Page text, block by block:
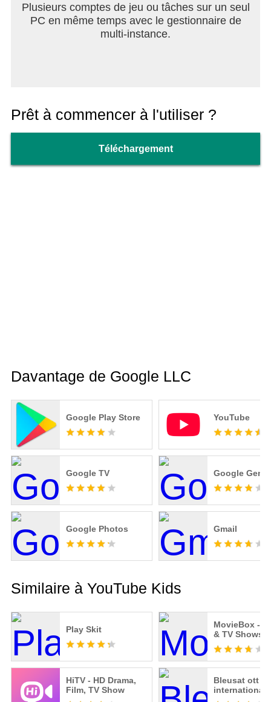
Plusieurs comptes de jeu ou tâches sur un seul
PC en même temps avec le gestionnaire de
multi-instance.
Prêt à commencer à l'utiliser ?
Téléchargement
Davantage de Google LLC
Google Play Store YouTube
Google TV Google
Google Photos Gmail
Similaire à YouTube Kids
Play Skit
MovieBox -
& TV Shows
HiTV - HD Drama,
Film, TV Show
Bleusat ott
international